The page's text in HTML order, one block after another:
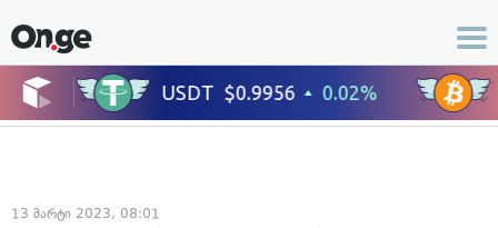
13 მარტი 2023, 08:01